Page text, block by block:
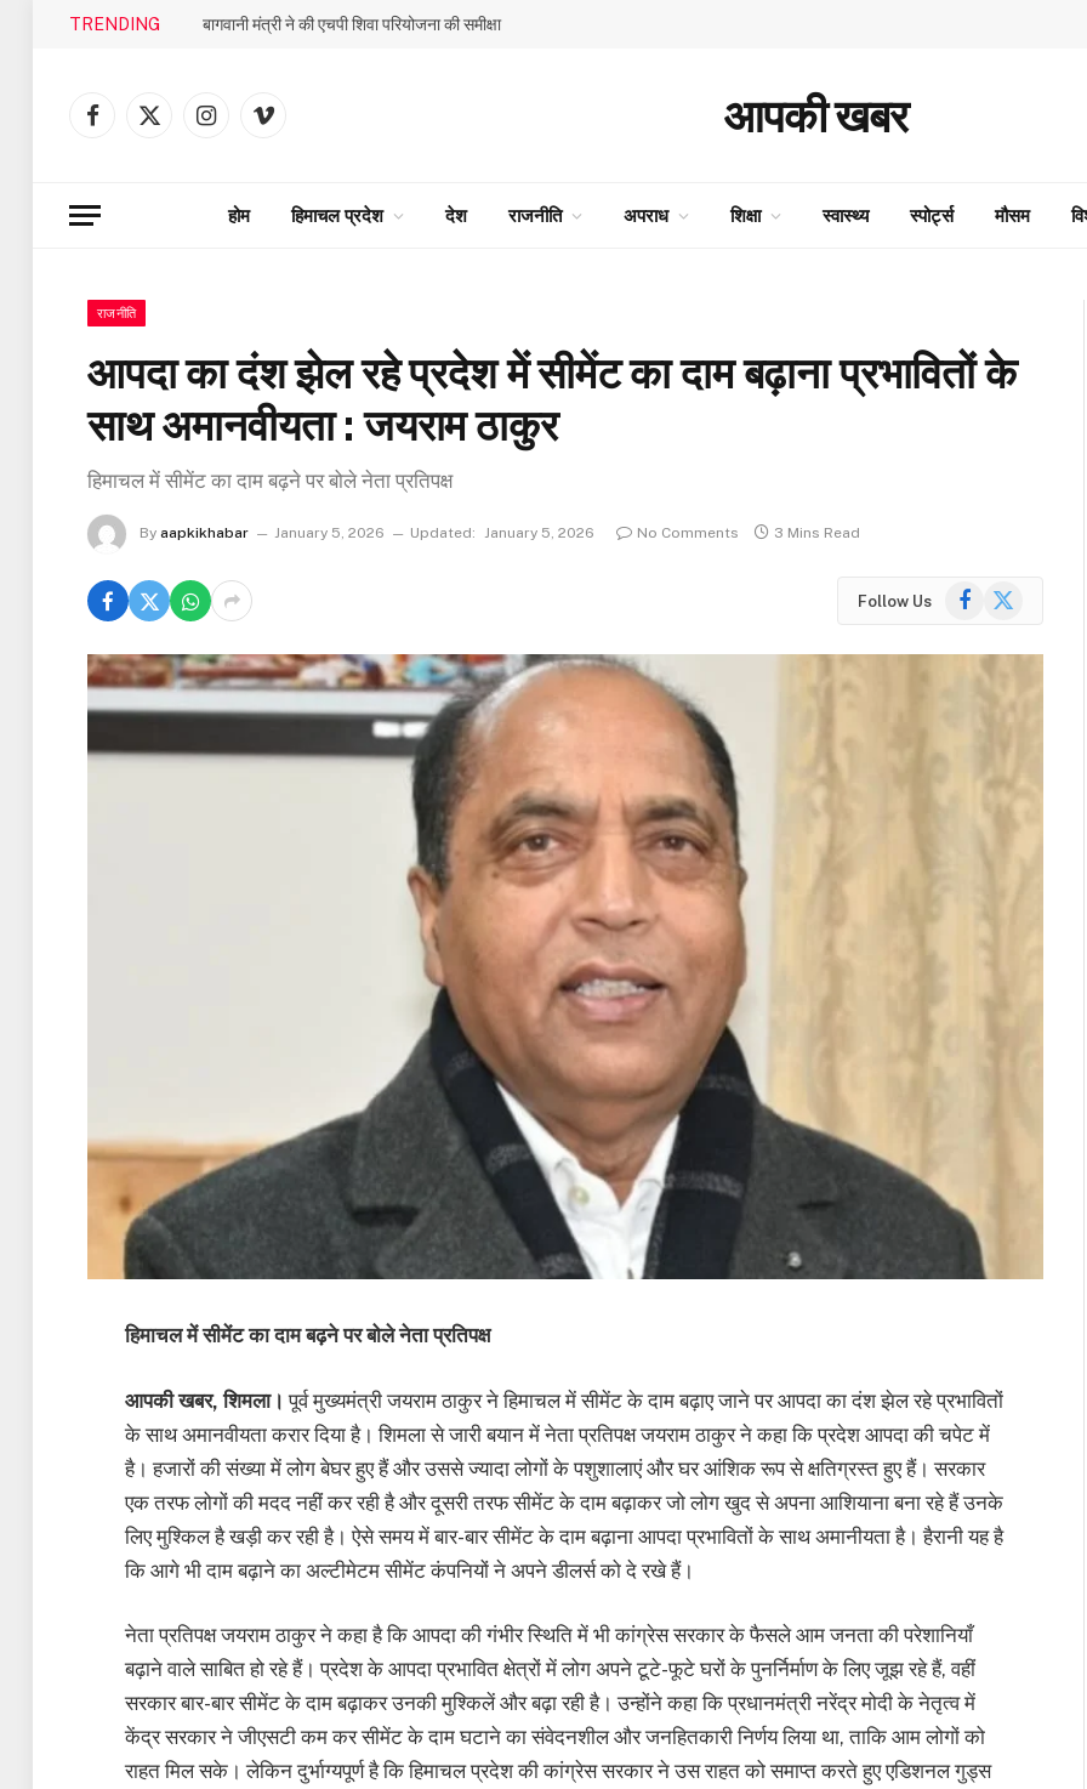
TRENDING बागवानी मंत्री ने की एचपी शिवा परियोजना की समीक्षा
Facebook
X
InstagramVimeo आपकी खबर
होम हिमाचल प्रदेश देश राजनीति अपराध शिक्षा स्वास्थ्य स्पोर्ट्स मौसम
राजनीति
आपदा का दंश झेल रहे प्रदेश में सीमेंट का दाम बढ़ाना प्रभावितों के
साथ अमानवीयता : जयराम ठाकुर
हिमाचल में सीमेंट का दाम बढ़ने पर बोले नेता प्रतिपक्ष
By aapkikhabar January 5, 2026 Updated: January 5, 2026 No Comments 3 Mins Read
Follow Us Facebook
X
हिमाचल में सीमेंट का दाम बढ़ने पर बोले नेता प्रतिपक्ष
आपकी खबर, शिमला। पूर्व मुख्यमंत्री जयराम ठाकुर ने हिमाचल में सीमेंट के दाम बढ़ाए जाने पर आपदा का दंश झेल रहे प्रभावितों
के साथ अमानवीयता करार दिया है। शिमला से जारी बयान में नेता प्रतिपक्ष जयराम ठाकुर ने कहा कि प्रदेश आपदा की चपेट में
है। हजारों की संख्या में लोग बेघर हुए हैं और उससे ज्यादा लोगों के पशुशालाएं और घर आंशिक रूप से क्षतिग्रस्त हुए हैं। सरकार
एक तरफ लोगों की मदद नहीं कर रही है और दूसरी तरफ सीमेंट के दाम बढ़ाकर जो लोग खुद से अपना आशियाना बना रहे हैं उनके
लिए मुश्किल है खड़ी कर रही है। ऐसे समय में बार-बार सीमेंट के दाम बढ़ाना आपदा प्रभावितों के साथ अमानीयता है। हैरानी यह है
कि आगे भी दाम बढ़ाने का अल्टीमेटम सीमेंट कंपनियों ने अपने डीलर्स को दे रखे हैं।
नेता प्रतिपक्ष जयराम ठाकुर ने कहा है कि आपदा की गंभीर स्थिति में भी कांग्रेस सरकार के फैसले आम जनता की परेशानियाँ
बढ़ाने वाले साबित हो रहे हैं। प्रदेश के आपदा प्रभावित क्षेत्रों में लोग अपने टूटे-फूटे घरों के पुनर्निर्माण के लिए जूझ रहे हैं, वहीं
सरकार बार-बार सीमेंट के दाम बढ़ाकर उनकी मुश्किलें और बढ़ा रही है। उन्होंने कहा कि प्रधानमंत्री नरेंद्र मोदी के नेतृत्व में
केंद्र सरकार ने जीएसटी कम कर सीमेंट के दाम घटाने का संवेदनशील और जनहितकारी निर्णय लिया था, ताकि आम लोगों को
राहत मिल सके। लेकिन दुर्भाग्यपूर्ण है कि हिमाचल प्रदेश की कांग्रेस सरकार ने उस राहत को समाप्त करते हुए एडिशनल गुड्स